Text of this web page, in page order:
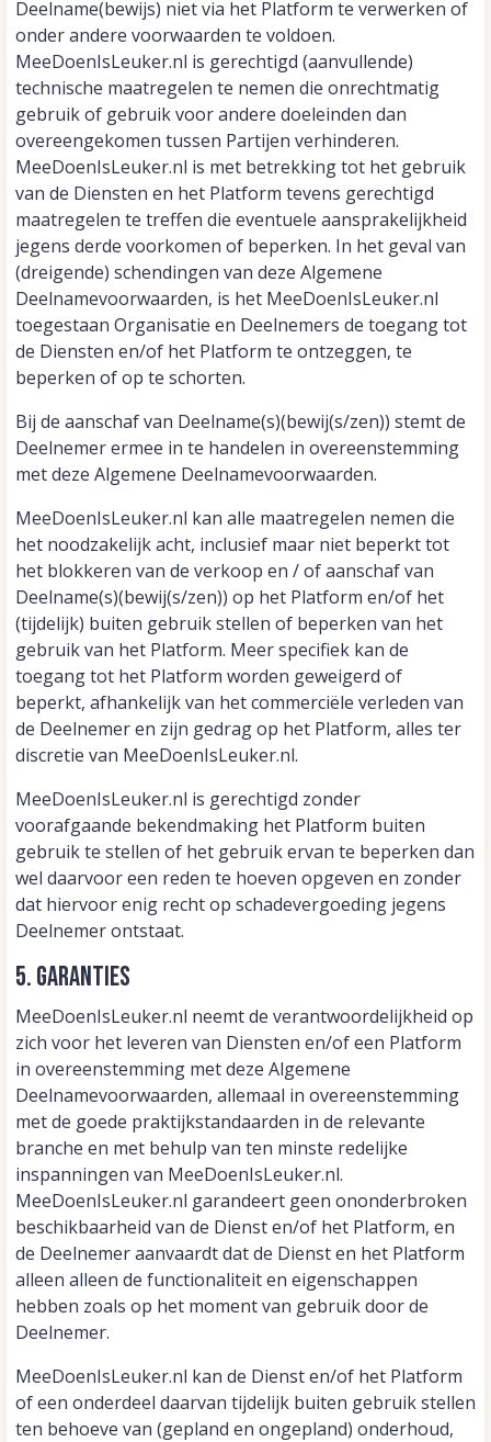
Deelname(bewijs) niet via het Platform te verwerken of
onder andere voorwaarden te voldoen.
MeeDoenIsLeuker.nl is gerechtigd (aanvullende)
technische maatregelen te nemen die onrechtmatig
gebruik of gebruik voor andere doeleinden dan
overeengekomen tussen Partijen verhinderen.
MeeDoenIsLeuker.nl is met betrekking tot het gebruik
van de Diensten en het Platform tevens gerechtigd
maatregelen te treffen die eventuele aansprakelijkheid
jegens derde voorkomen of beperken. In het geval van
(dreigende) schendingen van deze Algemene
Deelnamevoorwaarden, is het MeeDoenIsLeuker.nl
toegestaan Organisatie en Deelnemers de toegang tot
de Diensten en/of het Platform te ontzeggen, te
beperken of op te schorten.
Bij de aanschaf van Deelname(s)(bewij(s/zen)) stemt de
Deelnemer ermee in te handelen in overeenstemming
met deze Algemene Deelnamevoorwaarden.
MeeDoenIsLeuker.nl kan alle maatregelen nemen die
het noodzakelijk acht, inclusief maar niet beperkt tot
het blokkeren van de verkoop en / of aanschaf van
Deelname(s)(bewij(s/zen)) op het Platform en/of het
(tijdelijk) buiten gebruik stellen of beperken van het
gebruik van het Platform. Meer specifiek kan de
toegang tot het Platform worden geweigerd of
beperkt, afhankelijk van het commerciële verleden van
de Deelnemer en zijn gedrag op het Platform, alles ter
discretie van MeeDoenIsLeuker.nl.
MeeDoenIsLeuker.nl is gerechtigd zonder
voorafgaande bekendmaking het Platform buiten
gebruik te stellen of het gebruik ervan te beperken dan
wel daarvoor een reden te hoeven opgeven en zonder
dat hiervoor enig recht op schadevergoeding jegens
Deelnemer ontstaat.
5. Garanties
MeeDoenIsLeuker.nl neemt de verantwoordelijkheid op
zich voor het leveren van Diensten en/of een Platform
in overeenstemming met deze Algemene
Deelnamevoorwaarden, allemaal in overeenstemming
met de goede praktijkstandaarden in de relevante
branche en met behulp van ten minste redelijke
inspanningen van MeeDoenIsLeuker.nl.
MeeDoenIsLeuker.nl garandeert geen ononderbroken
beschikbaarheid van de Dienst en/of het Platform, en
de Deelnemer aanvaardt dat de Dienst en het Platform
alleen alleen de functionaliteit en eigenschappen
hebben zoals op het moment van gebruik door de
Deelnemer.
MeeDoenIsLeuker.nl kan de Dienst en/of het Platform
of een onderdeel daarvan tijdelijk buiten gebruik stellen
ten behoeve van (gepland en ongepland) onderhoud,